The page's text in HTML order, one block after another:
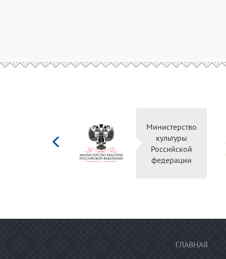
Министерство
культуры
Российской
федерации
ГЛАВНАЯ